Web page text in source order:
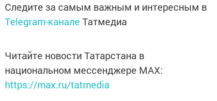
Следите за самым важным и интересным в
Telegram-канале Татмедиа
Читайте новости Татарстана в
национальном мессенджере MАХ:
https://max.ru/tatmedia